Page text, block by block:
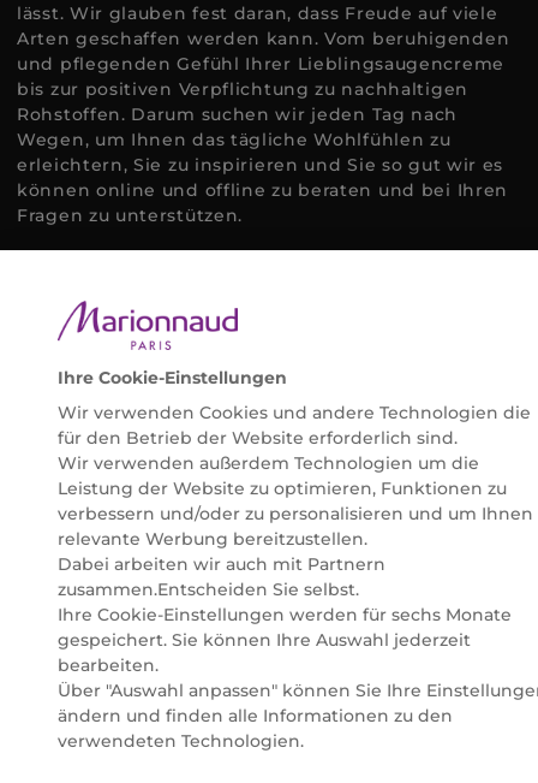
lässt. Wir glauben fest daran, dass Freude auf viele
Arten geschaffen werden kann. Vom beruhigenden
und pflegenden Gefühl Ihrer Lieblingsaugencreme
bis zur positiven Verpflichtung zu nachhaltigen
Rohstoffen. Darum suchen wir jeden Tag nach
Wegen, um Ihnen das tägliche Wohlfühlen zu
erleichtern, Sie zu inspirieren und Sie so gut wir es
können online und offline zu beraten und bei Ihren
Fragen zu unterstützen.
©2026 Marionnaud
Sitemap
Ihre Cookie-Einstellungen
Wir verwenden Cookies und andere Technologien die
für den Betrieb der Website erforderlich sind.
Wir verwenden außerdem Technologien um die
Leistung der Website zu optimieren, Funktionen zu
verbessern und/oder zu personalisieren und um Ihnen
relevante Werbung bereitzustellen.
Dabei arbeiten wir auch mit Partnern
zusammen.Entscheiden Sie selbst.
Ihre Cookie-Einstellungen werden für sechs Monate
gespeichert. Sie können Ihre Auswahl jederzeit
bearbeiten.
Über "Auswahl anpassen" können Sie Ihre
ändern und finden alle Informationen zu den
verwendeten Technologien.